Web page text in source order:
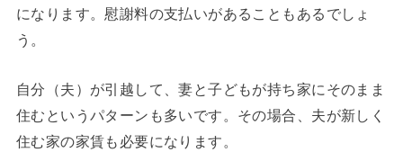
になります。慰謝料の支払いがあることもあるでしょ
う。
自分（夫）が引越して、妻と子どもが持ち家にそのまま
住むというパターンも多いです。その場合、夫が新しく
住む家の家賃も必要になります。